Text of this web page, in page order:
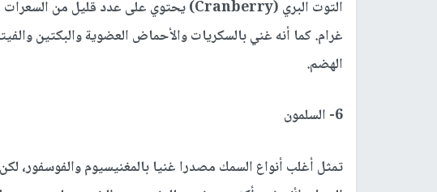
غرام. كما أنه غني بالسكريات والأحماض العضوية والبكتين
الهضم.
6- السلمون
تمثل أغلب أنواع السمك مصدرا غنيا بالمغنيسيوم